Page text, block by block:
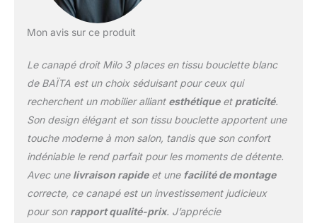
Mon avis sur ce produit
Le canapé droit Milo 3 places en tissu bouclette blanc
de BAÏTA est un choix séduisant pour ceux qui
recherchent un mobilier alliant esthétiqueet praticité.
Son design élégant et son tissu bouclette apportent une
touche moderne à mon salon, tandis que son confort
indéniable le rend parfait pour les moments de détente.
Avec une livraison rapideet une facilité de montage
correcte, ce canapé est un investissement judicieux
pour son rapport qualité-prix. J’apprécie